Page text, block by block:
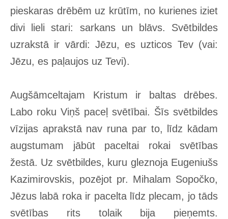
pieskaras drēbēm uz krūtīm, no kurienes iziet
divi lieli stari: sarkans un blāvs. Svētbildes
uzrakstā ir vārdi: Jēzu, es uzticos Tev (vai:
Jēzu, es paļaujos uz Tevi).
Augšāmceltajam Kristum ir baltas drēbes.
Labo roku Viņš paceļ svētībai. Šīs svētbildes
vīzijas aprakstā nav runa par to, līdz kādam
augstumam jābūt paceltai rokai svētības
žestā. Uz svētbildes, kuru gleznoja Eugeniušs
Kazimirovskis, pozējot pr. Mihalam Sopočko,
Jēzus labā roka ir pacelta līdz plecam, jo tāds
svētības rits tolaik bija pieņemts.